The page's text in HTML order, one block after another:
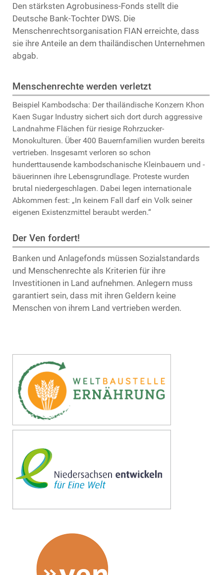
Den stärksten Agrobusiness-Fonds stellt die
Deutsche Bank-Tochter DWS. Die
Menschenrechtsorganisation FIAN erreichte, dass
sie ihre Anteile an dem thailändischen Unternehmen
abgab.
Menschenrechte werden verletzt
Beispiel Kambodscha: Der thailändische Konzern Khon
Kaen Sugar Industry sichert sich dort durch aggressive
Landnahme Flächen für riesige Rohrzucker-
Monokulturen. Über 400 Bauernfamilien wurden bereits
vertrieben. Insgesamt verloren so schon
hunderttausende kambodschanische Kleinbauern und -
bäuerinnen ihre Lebensgrundlage. Proteste wurden
brutal niedergeschlagen. Dabei legen internationale
Abkommen fest: „In keinem Fall darf ein Volk seiner
eigenen Existenzmittel beraubt werden.“
Der Ven fordert!
Banken und Anlagefonds müssen Sozialstandards
und Menschenrechte als Kriterien für ihre
Investitionen in Land aufnehmen. Anlegern muss
garantiert sein, dass mit ihren Geldern keine
Menschen von ihrem Land vertrieben werden.